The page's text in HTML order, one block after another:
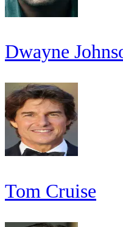
Dwayne
Tom Cruise